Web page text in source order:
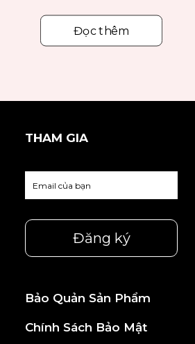
Đọc thêm
THAM GIA
Bảo Quản Sản Phẩm
Chính Sách Bảo Mật